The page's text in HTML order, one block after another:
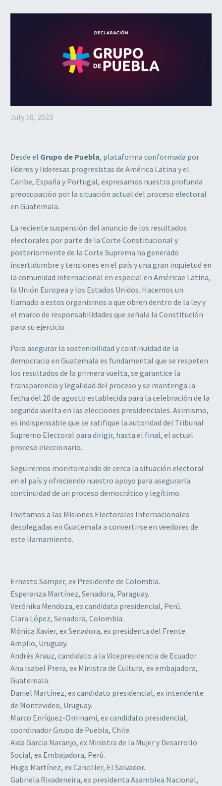
July 10, 2023
Desde el Grupo de Puebla, plataforma conformada por
líderes y lideresas progresistas de América Latina y el
Caribe, España y Portugal, expresamos nuestra profunda
preocupación por la situación actual del proceso electoral
en Guatemala.
La reciente suspensión del anuncio de los resultados
electorales por parte de la Corte Constitucional y
posteriormente de la Corte Suprema ha generado
incertidumbre y tensiones en el país y una gran inquietud en
la comunidad internacional en especial en Américae Latina,
la Unión Europea y los Estados Unidos. Hacemos un
llamado a estos organismos a que obren dentro de la ley y
el marco de responsabilidades que señala la Constitución
para su ejercicio.
Para asegurar la sostenibilidad y continuidad de la
democracia en Guatemala es fundamental que se respeten
los resultados de la primera vuelta, se garantice la
transparencia y legalidad del proceso y se mantenga la
fecha del 20 de agosto establecida para la celebración de la
segunda vuelta en las elecciones presidenciales. Asimismo,
es indispensable que se ratifique la autoridad del Tribunal
Supremo Electoral para dirigir, hasta el final, el actual
proceso eleccionario.
Seguiremos monitoreando de cerca la situación electoral
en el país y ofreciendo nuestro apoyo para asegurarla
continuidad de un proceso democrático y legítimo.
Invitamos a las Misiones Electorales Internacionales
desplegadas en Guatemala a convertirse en veedores de
este llamamiento.
Ernesto Samper, ex Presidente de Colombia.
Esperanza Martínez, Senadora, Paraguay.
Verónika Mendoza, ex candidata presidencial, Perú.
Clara López, Senadora, Colombia.
Mónica Xavier, ex Senadora, ex presidenta del Frente
Amplio, Uruguay.
Andrés Arauz, candidato a la Vicepresidencia de Ecuador.
Ana Isabel Prera, ex Ministra de Cultura, ex embajadora,
Guatemala.
Daniel Martínez, ex candidato presidencial, ex intendente
de Montevideo, Uruguay.
Marco Enríquez-Ominami, ex candidato presidencial,
coordinador Grupo de Puebla, Chile.
Aida Garcia Naranjo, ex Ministra de la Mujer y Desarrollo
Social, ex Embajadora, Perú.
Hugo Martínez, ex Canciller, El Salvador.
Gabriela Rivadeneira, ex presidenta Asamblea Nacional,